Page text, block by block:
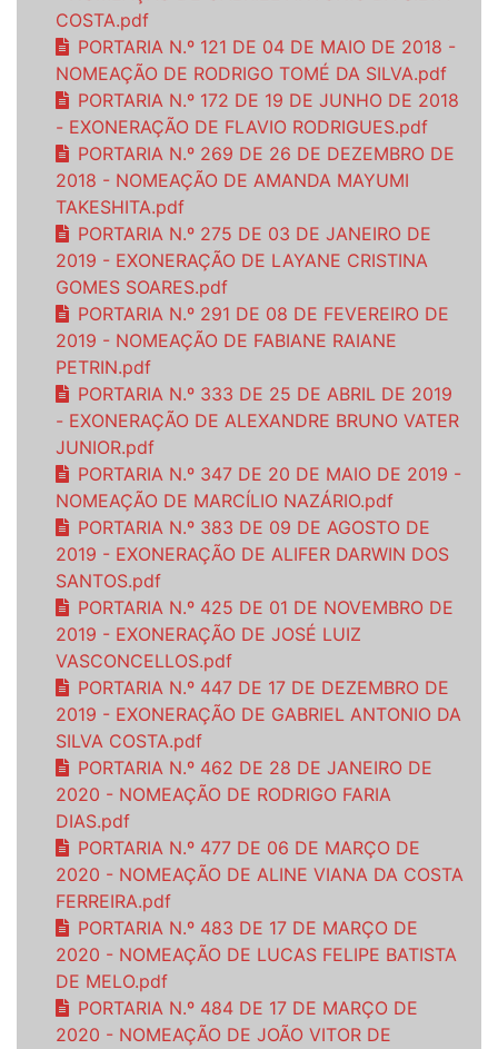
COSTA.pdf
PORTARIA N.º 121 DE 04 DE MAIO DE 2018 -
NOMEAÇÃO DE RODRIGO TOMÉ DA SILVA.pdf
PORTARIA N.º 172 DE 19 DE JUNHO DE 2018
- EXONERAÇÃO DE FLAVIO RODRIGUES.pdf
PORTARIA N.º 269 DE 26 DE DEZEMBRO DE
2018 - NOMEAÇÃO DE AMANDA MAYUMI
TAKESHITA.pdf
PORTARIA N.º 275 DE 03 DE JANEIRO DE
2019 - EXONERAÇÃO DE LAYANE CRISTINA
GOMES SOARES.pdf
PORTARIA N.º 291 DE 08 DE FEVEREIRO DE
2019 - NOMEAÇÃO DE FABIANE RAIANE
PETRIN.pdf
PORTARIA N.º 333 DE 25 DE ABRIL DE 2019
- EXONERAÇÃO DE ALEXANDRE BRUNO VATER
JUNIOR.pdf
PORTARIA N.º 347 DE 20 DE MAIO DE 2019 -
NOMEAÇÃO DE MARCÍLIO NAZÁRIO.pdf
PORTARIA N.º 383 DE 09 DE AGOSTO DE
2019 - EXONERAÇÃO DE ALIFER DARWIN DOS
SANTOS.pdf
PORTARIA N.º 425 DE 01 DE NOVEMBRO DE
2019 - EXONERAÇÃO DE JOSÉ LUIZ
VASCONCELLOS.pdf
PORTARIA N.º 447 DE 17 DE DEZEMBRO DE
2019 - EXONERAÇÃO DE GABRIEL ANTONIO DA
SILVA COSTA.pdf
PORTARIA N.º 462 DE 28 DE JANEIRO DE
2020 - NOMEAÇÃO DE RODRIGO FARIA
DIAS.pdf
PORTARIA N.º 477 DE 06 DE MARÇO DE
2020 - NOMEAÇÃO DE ALINE VIANA DA COSTA
FERREIRA.pdf
PORTARIA N.º 483 DE 17 DE MARÇO DE
2020 - NOMEAÇÃO DE LUCAS FELIPE BATISTA
DE MELO.pdf
PORTARIA N.º 484 DE 17 DE MARÇO DE
2020 - NOMEAÇÃO DE JOÃO VITOR DE